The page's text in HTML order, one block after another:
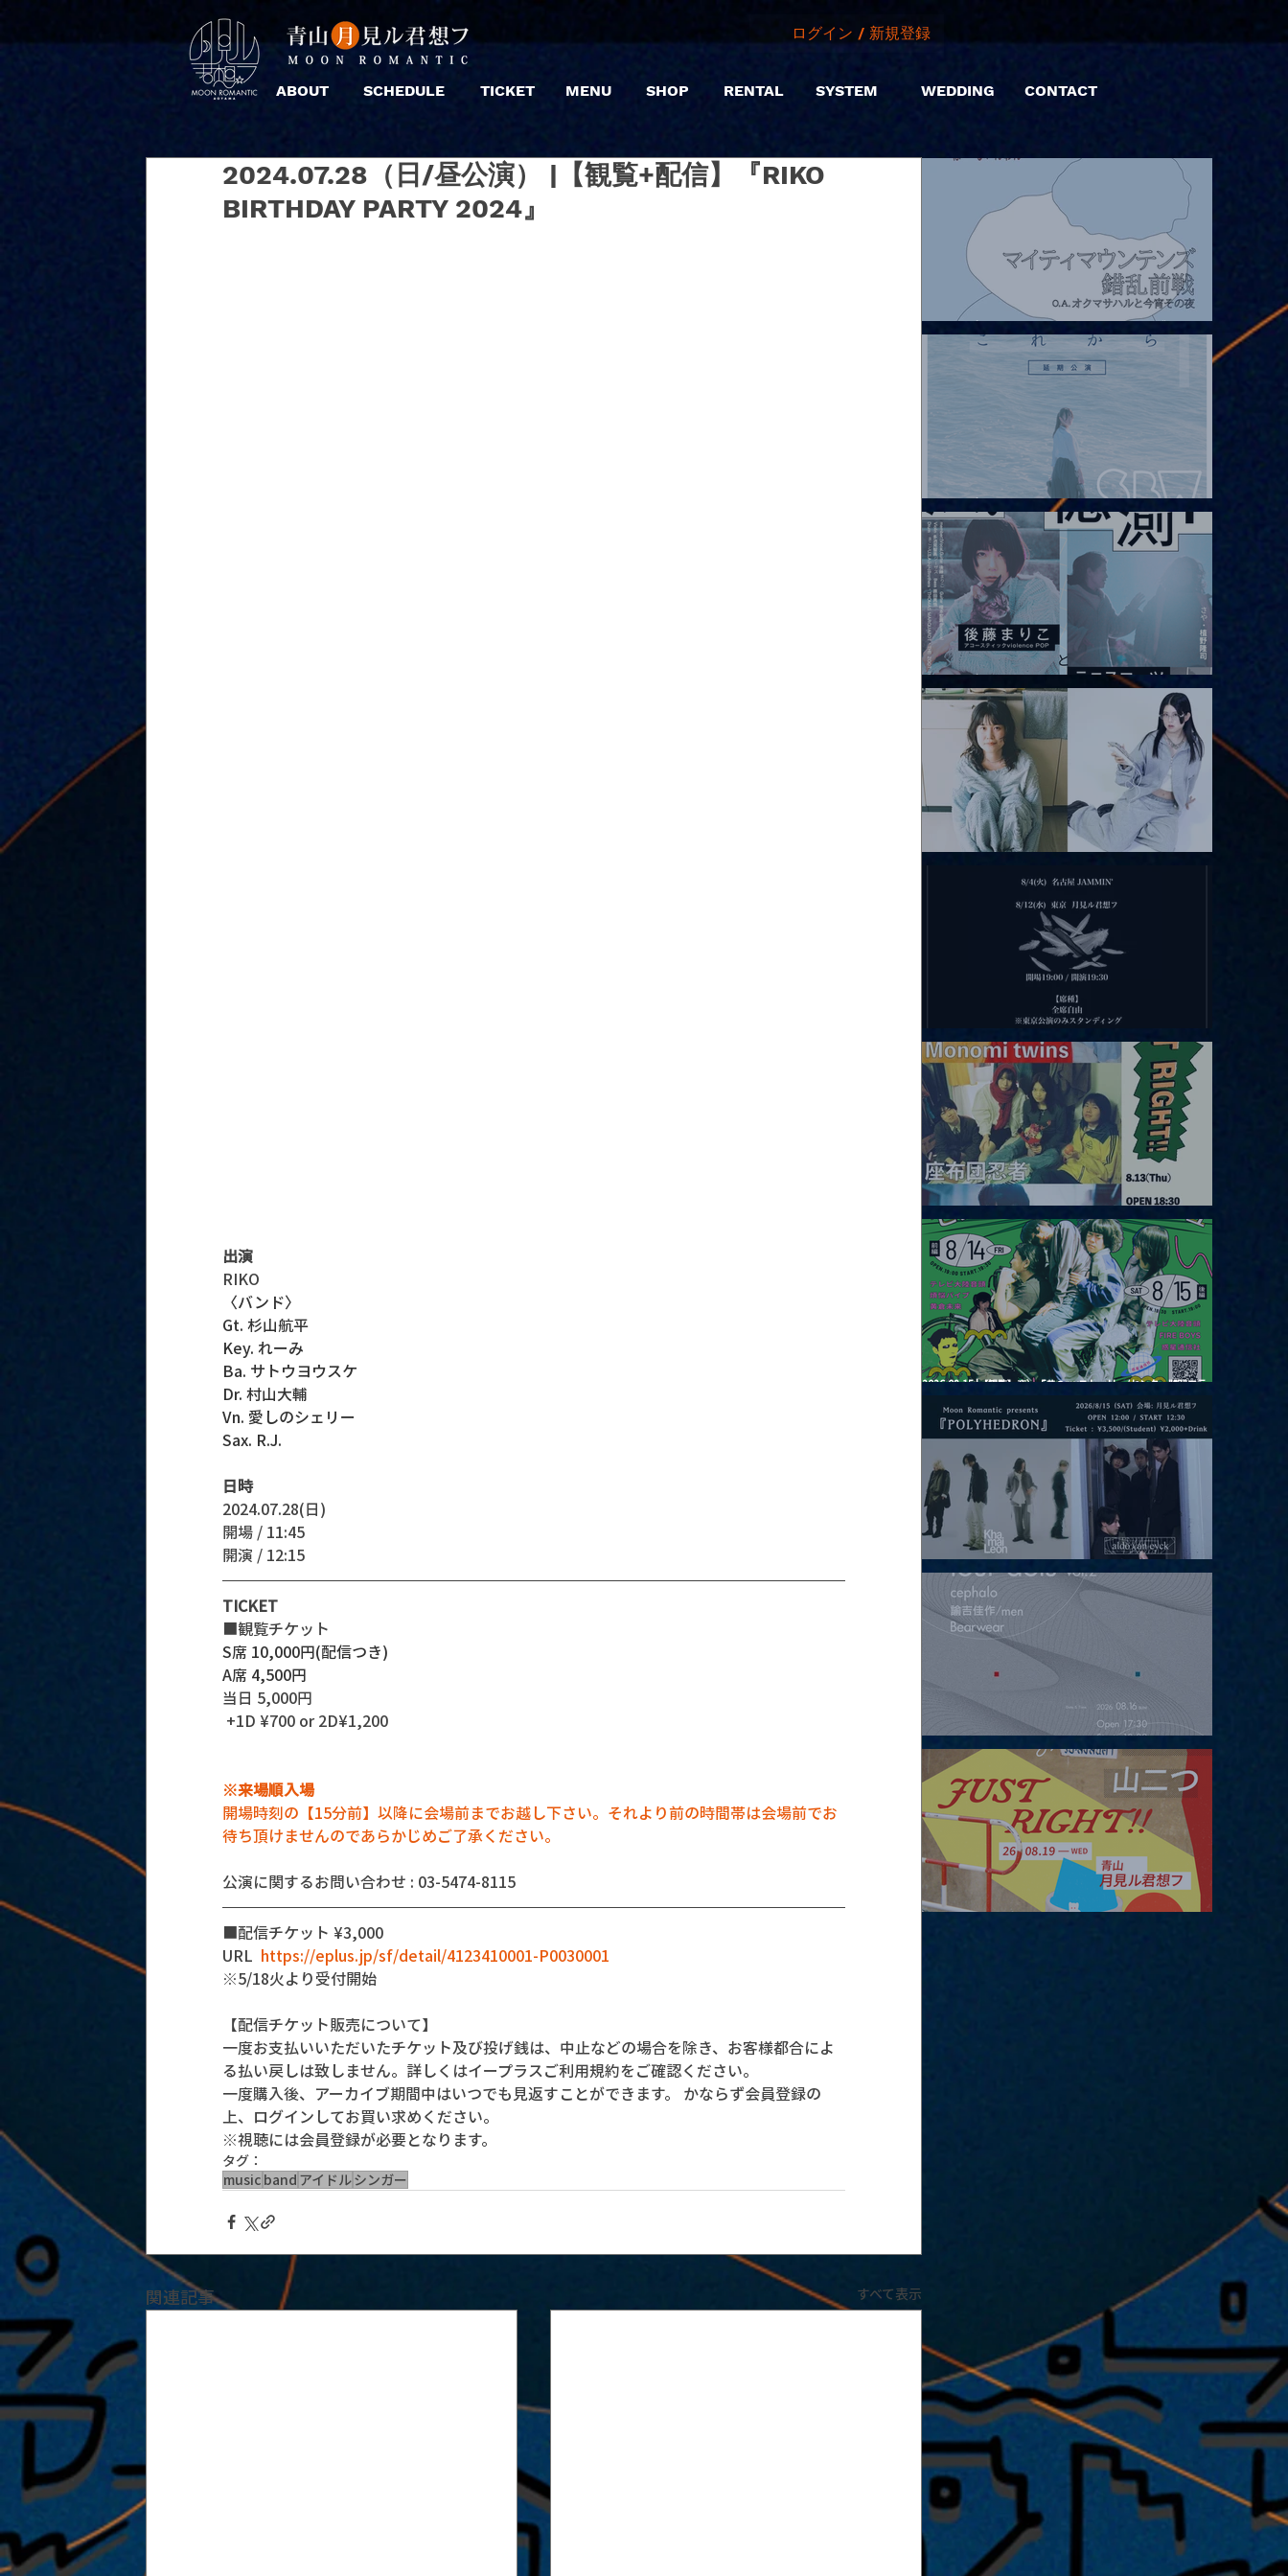
ABOUT SCHEDULE TICKET MENU SHOP
ログイン / 新規登録
RENTAL SYSTEM WEDDING CONTACT
2024.07.28（日/昼公演） |【観覧+配信】『RIKO
BIRTHDAY PARTY 2024』
出演
RIKO
〈バンド〉
Gt. 杉山航平
Key. れーみ
Ba. サトウヨウスケ
Dr. 村山大輔
Vn. 愛しのシェリー
Sax. R.J.
日時
2024.07.28(日)
開場 / 11:45
開演 / 12:15
TICKET
■観覧チケット
S席 10,000円(配信つき)
A席 4,500円
当日 5,000円
+1D ¥700 or 2D¥1,200
※来場順入場
開場時刻の【15分前】以降に会場前までお越し下さい。それより前の時間帯は会場前でお
待ち頂けませんのであらかじめご了承ください。
公演に関するお問い合わせ : 03-5474-8115
■配信チケット ¥3,000
URL https://eplus.jp/sf/detail/4123410001-P0030001
※5/18火より受付開始
【配信チケット販売について】
一度お支払いいただいたチケット及び投げ銭は、中止などの場合を除き、お客様都合によ
る払い戻しは致しません。詳しくはイープラスご利用規約をご確認ください。
一度購入後、アーカイブ期間中はいつでも見返すことができます。 かならず会員登録の
上、ログインしてお買い求めください。
※視聴には会員登録が必要となります。
タグ：
music band アイドルシンガー
関連記事 すべて表示
2026.08.07 |【観覧】マイティマウンテンズpresents. “HALL-IN-
2026.08.08 |【観覧】Oaiko pre.「これから」延期公演 Blurred
City Lights × 17歳とベルリンの壁
2026.08.10 |【観覧】「巷のmyストーリー/風の憶測1～後藤まりこ
アコースティックviolence POPとテニスコーツ」
2026.08.12 |【観覧】田澤孝介 ソロワンマン 「Ballad Box 2026」
2026.08.13 |【観覧】JUST RIGHT!! vol.26
2026.08.15 |【観覧】夜）『巷のmyストーリー/センター"訳"フラ
2026.08.15 |【観覧】昼）月見ルpre.『POLYHEDRON』
2026.08.16 |【観覧】夜）four dots vol.2